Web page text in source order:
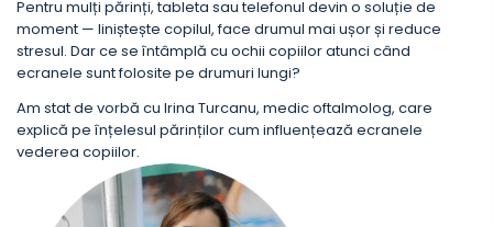
Pentru mulți părinți, tableta sau telefonul devin o soluție de
moment — liniștește copilul, face drumul mai ușor și reduce
stresul. Dar ce se întâmplă cu ochii copiilor atunci când
ecranele sunt folosite pe drumuri lungi?
Am stat de vorbă cu Irina Turcanu, medic oftalmolog, care
explică pe înțelesul părinților cum influențează ecranele
vederea copiilor.